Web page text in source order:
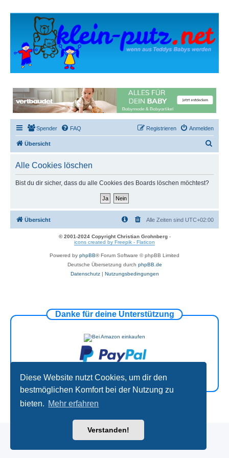
Diese Website nutzt Cookies, um dir den
bestmöglichen Komfort bei der Nutzung zu
bieten. Mehr erfahren
Verstanden!
Spender FAQ Anmelden
Registrieren
Übersicht
Alle Cookies löschen
Bist du dir sicher, dass du alle Cookies des Boards löschen möchtest?
Übersicht Alle Zeiten sind UTC+02:00
© 2001-2024 Copyright Christian Grohnberg-
icons created by Freepik - Flaticon
Powered by phpBB® Forum Software © phpBB Limited
Deutsche Übersetzung durch phpBB.de
Datenschutz| Nutzungsbedingungen
Danke für deine Unterstützung